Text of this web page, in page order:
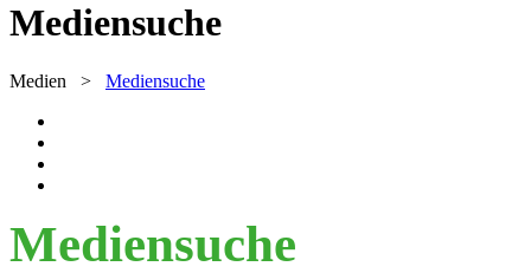
Mediensuche
Medien > Mediensuche
Mediensuche